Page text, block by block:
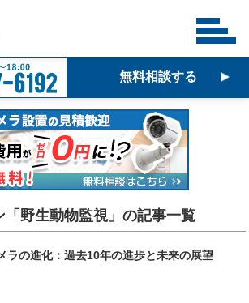
無料相談する
「野生動物監視」の記事一覧
ラの進化：過去10年の進歩と未来の展望